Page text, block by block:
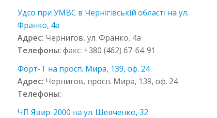
Удсо при УМВС в Чернігівській області на ул.
Франко, 4а
Адрес: Чернигов, ул. Франко, 4а
Телефоны:факс: +380 (462) 67-64-91
Форт-Т на просп. Мира, 139, оф. 24
Адрес: Чернигов, просп. Мира, 139, оф. 24
Телефоны:
ЧП Явир-2000 на ул. Шевченко, 32